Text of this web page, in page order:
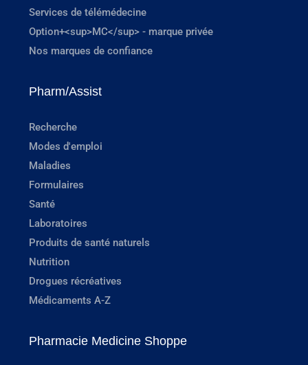
Services de télémédecine
Option+<sup>MC</sup> - marque privée
Nos marques de confiance
Pharm/Assist
Recherche
Modes d'emploi
Maladies
Formulaires
Santé
Laboratoires
Produits de santé naturels
Nutrition
Drogues récréatives
Médicaments A-Z
Pharmacie Medicine Shoppe